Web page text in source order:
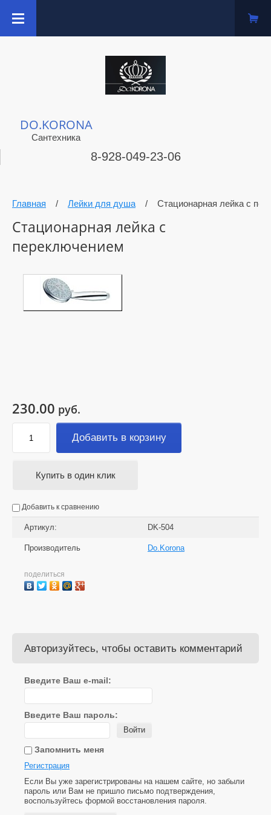
DO.KORONA
Сантехника
8-928-049-23-06
Главная / Лейки для душа / Стационарная лейка с
Стационарная лейка с
переключением
230.00 руб.
Добавить в корзину
Купить в один клик
Добавить к сравнению
Артикул: DK-504
Производитель Do.Korona
поделиться
Авторизуйтесь, чтобы оставить комментарий
Введите Ваш e-mail:
Введите Ваш пароль:
Войти
Запомнить меня
Регистрация
Если Вы уже зарегистрированы на нашем сайте, но забыли
пароль или Вам не пришло письмо подтверждения,
воспользуйтесь формой восстановления пароля.